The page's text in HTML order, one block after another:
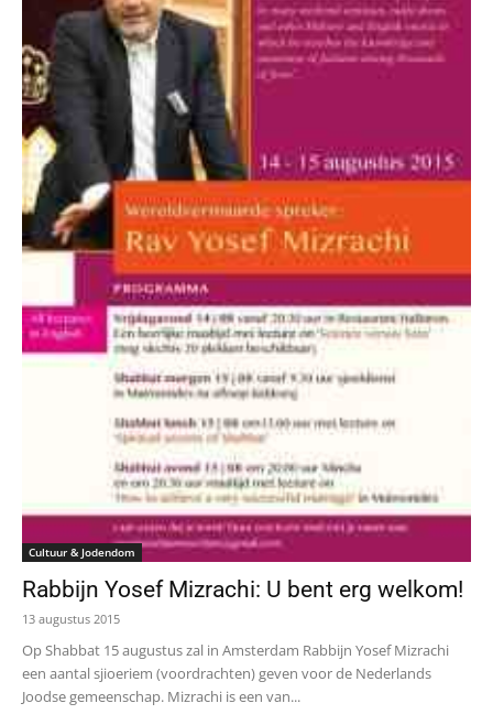
Cultuur & Jodendom
Rabbijn Yosef Mizrachi: U bent erg welkom!
13 augustus 2015
Op Shabbat 15 augustus zal in Amsterdam Rabbijn Yosef Mizrachi
een aantal sjioeriem (voordrachten) geven voor de Nederlands
Joodse gemeenschap. Mizrachi is een van...